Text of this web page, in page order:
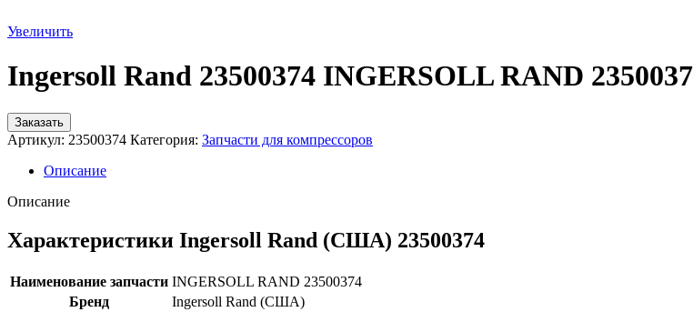
Увеличить
Ingersoll Rand 23500374 INGERSOLL RAND
Заказать
Артикул: 23500374 Категория: Запчасти для компрессоров
Описание
Описание
Характеристики Ingersoll Rand (США) 23500374
Наименование запчасти INGERSOLL RAND 23500374
Бренд
Ingersoll Rand (США)